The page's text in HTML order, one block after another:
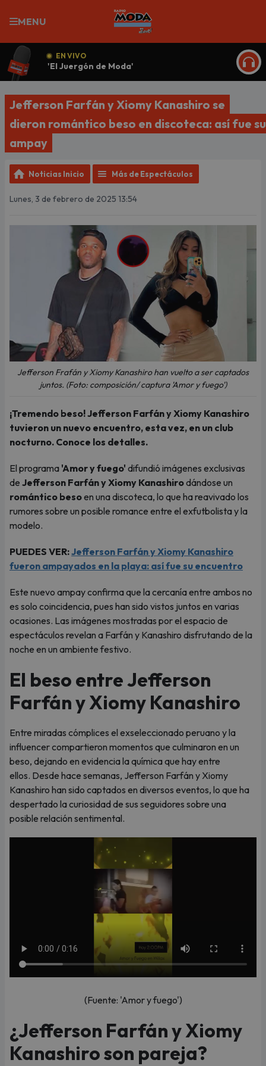
MENU
EN VIVO
'El Juergón de Moda'
Jefferson Farfán y Xiomy Kanashiro se
dieron romántico beso en discoteca: así fue su
ampay
Noticias Inicio Más de Espectáculos
Lunes, 3 de febrero de 2025 13:54
Jefferson Frafán y Xiomy Kanashiro han vuelto a ser captados
juntos. (Foto: composición/ captura 'Amor y fuego')
¡Tremendo beso! Jefferson Farfán y Xiomy Kanashiro
tuvieron un nuevo encuentro, esta vez, en un club
nocturno. Conoce los detalles.
El programa 'Amor y fuego' difundió imágenes exclusivas
de Jefferson Farfán y Xiomy Kanashirodándose un
romántico besoen una discoteca, lo que ha reavivado los
rumores sobre un posible romance entre el exfutbolista y la
modelo.
PUEDES VER:Jefferson Farfán y Xiomy Kanashiro
fueron ampayados en la playa: así fue su encuentro
Este nuevo ampay confirma que la cercanía entre ambos no
es solo coincidencia, pues han sido vistos juntos en varias
ocasiones. Las imágenes mostradas por el espacio de
espectáculos revelan a Farfán y Kanashiro disfrutando de la
noche en un ambiente festivo.
El beso entre Jefferson
Farfán y Xiomy Kanashiro
Entre miradas cómplices el exseleccionado peruano y la
influencer compartieron momentos que culminaron en un
beso, dejando en evidencia la química que hay entre
ellos. Desde hace semanas, Jefferson Farfán y Xiomy
Kanashiro han sido captados en diversos eventos, lo que ha
despertado la curiosidad de sus seguidores sobre una
posible relación sentimental.
(Fuente: 'Amor y fuego')
¿Jefferson Farfán y Xiomy
Kanashiro son pareja?